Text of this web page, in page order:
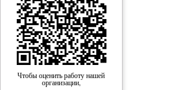
Чтобы оценить работу нашей
организации,